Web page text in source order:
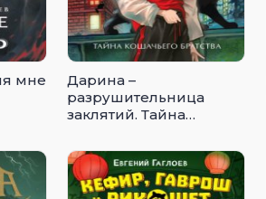
мне
Дарина –
разрушительница
заклятий. Тайна